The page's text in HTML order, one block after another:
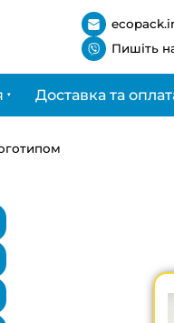
Пишіть
Доставка та